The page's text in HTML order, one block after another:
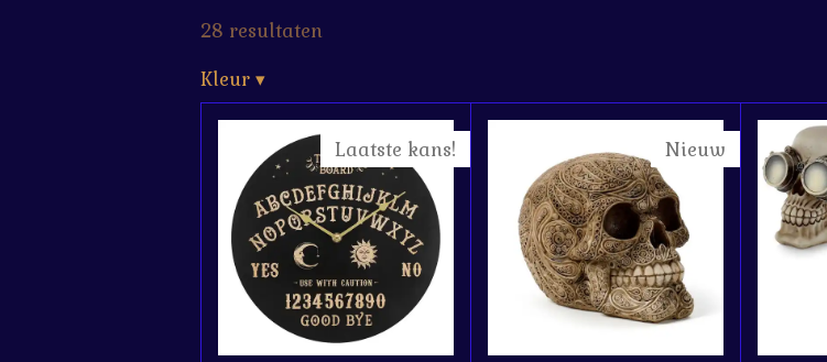
28 resultaten
Kleur ▾
Laatste kans! Nieuw